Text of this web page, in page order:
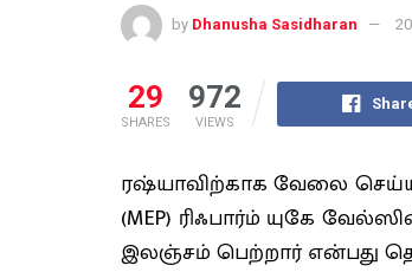
by Dhanusha Sasidharan
29
SHARES
972
VIEWS
ரஷ்யாவிற்காக வேலை செய்ய
(MEP) ரிஃபார்ம் யுகே
இலஞ்சம் பெற்றார் என்பது